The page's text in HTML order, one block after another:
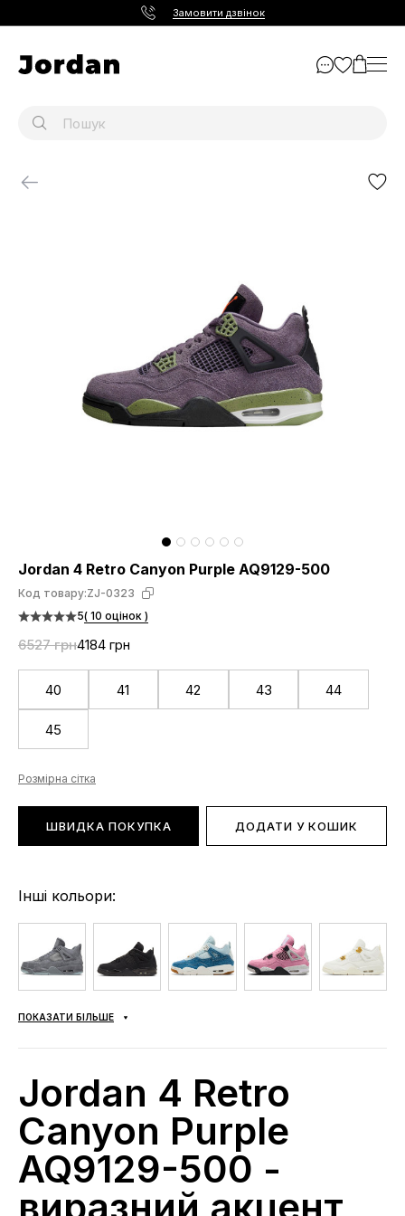
Замовити дзвінок
Jordan 4 Retro Canyon Purple AQ9129-500
Код товару:ZJ-0323
5( 10 оцінок )
6527 грн4184 грн
40 41 42 43 44
45
Розмірна сітка
ШВИДКА ПОКУПКА ДОДАТИ У КОШИК
Інші кольори:
ПОКАЗАТИ БІЛЬШЕ
Jordan 4 Retro
Canyon Purple
AQ9129-500 -
виразний акцент